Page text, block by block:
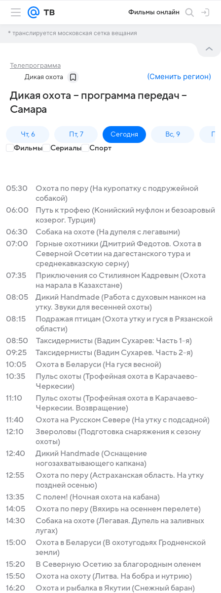
Фильмы онлайн
* транслируется московская сетка вещания
Телепрограмма
Дикая охота (Сменить регион)
Дикая охота – программа передач –
Самара
Чт, 6 Пт, 7 Сегодня Вс, 9
Фильмы Сериалы Спорт
05:30
Охота по перу (На куропатку с подружейной
собакой)
06:00
Путь к трофею (Конийский муфлон и безоаровый
козерог. Турция)
06:30
Собака на охоте (На дупеля с легавыми)
07:00
Горные охотники (Дмитрий Федотов. Охота в
Северной Осетии на дагестанского тура и
среднекавказскую серну)
07:35
Приключения со Стилияном Кадревым (Охота
на марала в Казахстане)
08:05
Дикий Handmade (Работа с духовым манком на
утку. Звуки для весенней охоты)
08:15
Подражая птицам (Охота утку и гуся в Рязанской
области)
08:50
Таксидермисты (Вадим Сухарев: Часть 1-я)
09:25
Таксидермисты (Вадим Сухарев. Часть 2-я)
10:05
Охота в Беларуси (На гуся весной)
10:35
Пульс охоты (Трофейная охота в Карачаево-
Черкесии)
11:10
Пульс охоты (Трофейная охота в Карачаево-
Черкесии. Возвращение)
11:40
Охота на Русском Севере (На утку с подсадной)
12:10
Звероловы (Подготовка снаряжения к сезону
охоты)
12:40
Дикий Handmade (Оснащение
ногозахватывающего капкана)
12:55
Охота по перу (Астраханская область. На утку
поздней осенью)
13:35
С полем! (Ночная охота на кабана)
14:05
Охота по перу (Вяхирь на осеннем перелете)
14:30
Собака на охоте (Легавая. Дупель на заливных
лугах)
15:00
Охота в Беларуси (В охотугодьях Гродненской
земли)
15:20
В Северную Осетию за благородным оленем
15:50
Охота на охоту (Литва. На бобра и нутрию)
16:20
Охота и рыбалка в Якутии (Снежный баран)